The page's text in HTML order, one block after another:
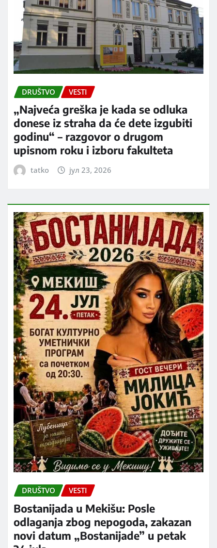
DRUŠTVO VESTI
„Najveća greška je kada se odluka
donese iz straha da će dete izgubiti
godinu“ – razgovor o drugom
upisnom roku i izboru fakulteta
tatko јул 23, 2026
DRUŠTVO VESTI
Bostanijada u Mekišu: Posle
odlaganja zbog nepogoda, zakazan
novi datum „Bostanijade” u petak